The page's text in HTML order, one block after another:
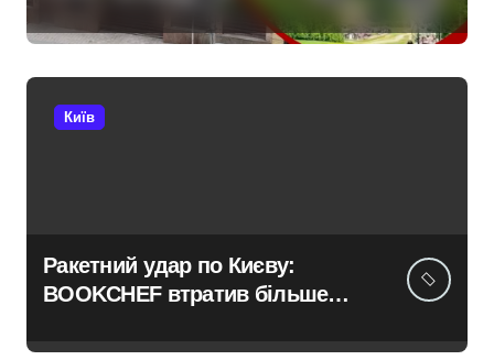
звинувачення: 6 квартир у
Києві, апартаменти в Буковелі
та активи на понад 20 млн грн
Київ
Ракетний удар по Києву:
BOOKCHEF втратив більше
запаси